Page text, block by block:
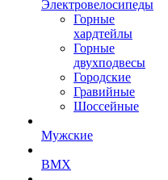
Электровелосипеды
Горные
хардтейлы
Горные
двухподвесы
Городские
Гравийные
Шоссейные
Мужские
BMX